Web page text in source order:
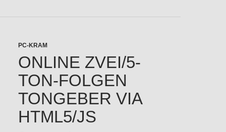
PC-KRAM
ONLINE ZVEI/5-
TON-FOLGEN
TONGEBER VIA
HTML5/JS